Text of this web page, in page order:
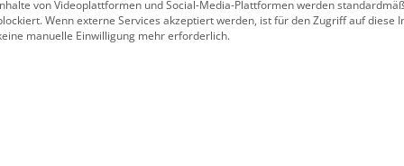
von der Bundesgesundheitsministerin, dass die
solidarische und zukunftsfähige Pflegereform in
Pflegeversicherung
entscheidend ist, um die
und bedarfsgerechte Versorgung
von Videoplattformen und Social-Media-Plattformen werden
Wenn externe Services akzeptiert werden, ist für den Zugriff auf diese
manuelle Einwilligung mehr erforderlich.